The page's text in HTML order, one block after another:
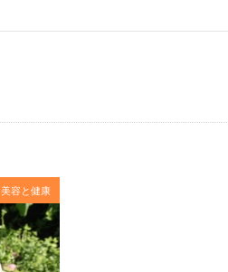
美容と健康